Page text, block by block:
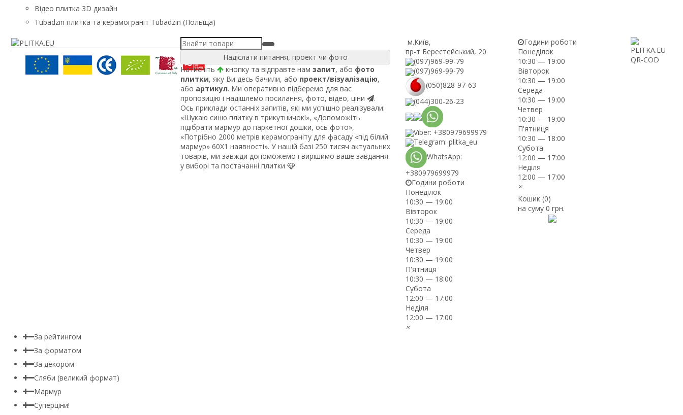
Відео плитка 3D дизайн
Tubadzin плитка та керамограніт Tubadzin (Польща)
Надіслати питання, проект чи фото
Натисніть
кнопку та відправте нам запит, або фото
плитки, яку Ви десь бачили, або проект/візуалізацію,
або артикул. Ми оперативно підберемо для вас
пропозицію і надішлемо посилання, фото, відео, ціни
.
Ось приклади останніх запитів, які ми успішно реалізували:
«Шукаю синю плитку в трикутничок!», «Допоможіть
підібрати мармур до паркетної дошки, ось фото»,
«Потрібно 2000 метрів керамограніту для фасаду «під білий
мармур» 60Х1 наявності». У нашій базі 250 тисяч актуальних
товарів, ми завжди допоможемо і вирішимо ваше завдання
у виборі та постачанні плитки
м.Київ,
пр-т Берестейський, 20
(097)969-99-79
(097)969-99-79
(050)828-97-63
(044)300-26-23
Viber: +380979699979
Telegram: plitka_eu
WhatsApp:
+380979699979
Години роботи
Понеділок
10:30 — 19:00
Вівторок
10:30 — 19:00
Середа
10:30 — 19:00
Четвер
10:30 — 19:00
П'ятниця
10:30 — 18:00
Субота
12:00 — 17:00
Неділя
12:00 — 17:00
×
Години роботи
Понеділок
10:30 — 19:00
Вівторок
10:30 — 19:00
Середа
10:30 — 19:00
Четвер
10:30 — 19:00
П'ятниця
10:30 — 18:00
Субота
12:00 — 17:00
Неділя
12:00 — 17:00
×
Кошик (0)
на суму0 грн.
За рейтингом
За форматом
За декором
Сляби (великий формат)
Мармур
Суперціни!